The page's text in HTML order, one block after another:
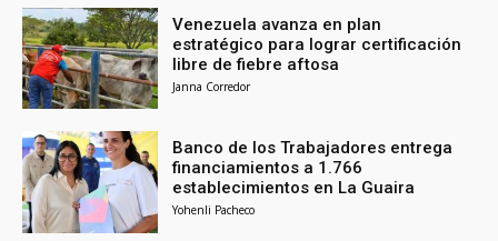
Venezuela avanza en plan
estratégico para lograr certificación
libre de fiebre aftosa
Janna Corredor
Banco de los Trabajadores entrega
financiamientos a 1.766
establecimientos en La Guaira
Yohenli Pacheco